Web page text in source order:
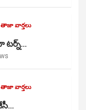
తాజా వార్తలు
టర్న్…
తాజా వార్తలు